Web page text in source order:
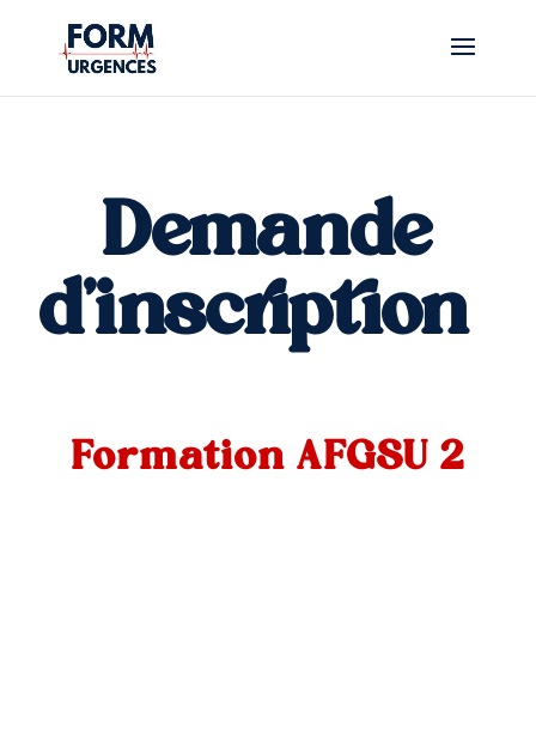
Demande
d'inscription
Formation AFGSU 2